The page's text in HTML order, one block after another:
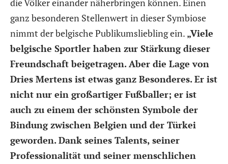
die Völker einander näherbringen können. Einen
ganz besonderen Stellenwert in dieser Symbiose
nimmt der belgische Publikumsliebling ein. „Viele
belgische Sportler haben zur Stärkung dieser
Freundschaft beigetragen. Aber die Lage von
Dries Mertens ist etwas ganz Besonderes. Er ist
nicht nur ein großartiger Fußballer; er ist
auch zu einem der schönsten Symbole der
Bindung zwischen Belgien und der Türkei
geworden. Dank seines Talents, seiner
Professionalität und seiner menschlichen